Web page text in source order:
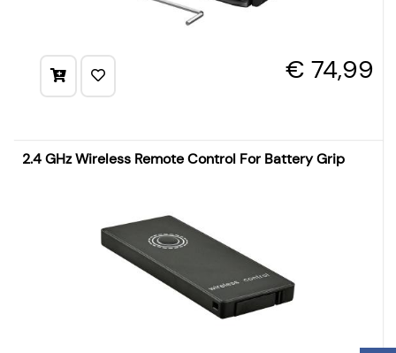
€ 74,99
2.4 GHz Wireless Remote Control For Battery Grip